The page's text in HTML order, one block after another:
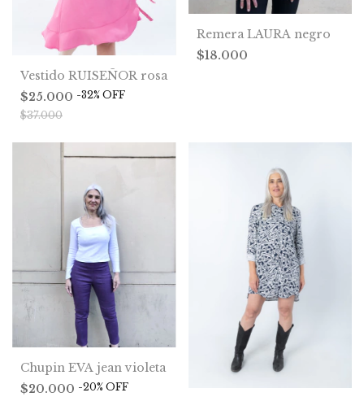
Vestido RUISEÑOR rosa
$25.000 -32% OFF
$37.000
Remera LAURA negro
$18.000
Chupin EVA jean violeta
$20.000 -20% OFF